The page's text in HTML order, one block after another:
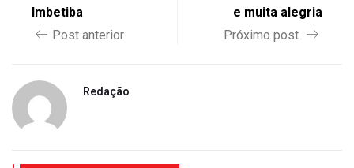
Imbetiba
Post anterior
e muita alegria
Próximo post
Redação